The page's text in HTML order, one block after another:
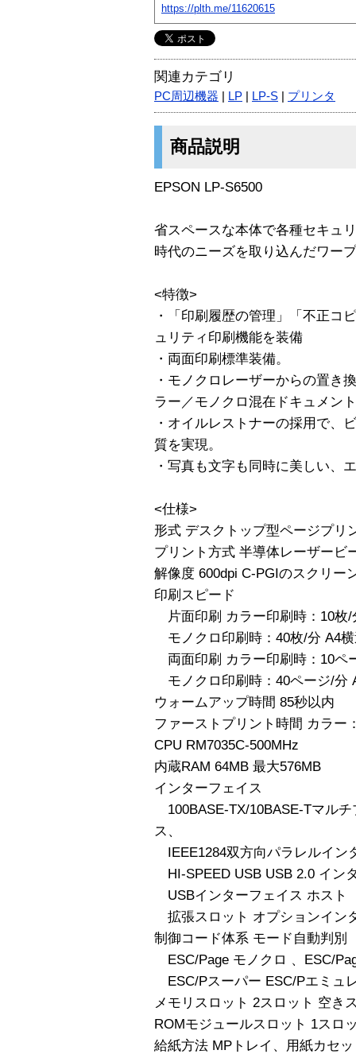
https://plth.me/11620615
関連カテゴリ
PC周辺機器 LP LP-S プリンタ
商品説明
EPSON LP-S6500
省スペースな本体で各種セキュ
時代のニーズを取り込んだワー
<特徴>
・「印刷履歴の管理」「不正コ
ュリティ印刷機能を装備
・両面印刷標準装備。
・モノクロレーザーからの置き
ラー／モノクロ混在ドキュメン
・オイルレストナーの採用で、
質を実現。
・写真も文字も同時に美しい、
<仕様>
形式 デスクトップ型ページプリ
プリント方式 半導体レーザービ
解像度 600dpi C-PGIのスクリー
印刷スピード
片面印刷 カラー印刷時：10枚/
モノクロ印刷時：40枚/分 A4
両面印刷 カラー印刷時：10ペ
モノクロ印刷時：40ページ/分
ウォームアップ時間 85秒以内
ファーストプリント時間 カラー
CPU RM7035C-500MHz
内蔵RAM 64MB 最大576MB
インターフェイス
100BASE-TX/10BASE-Tマル
ス、
IEEE1284双方向パラレルイン
HI-SPEED USB USB 2.0 イン
USBインターフェイス ホスト
拡張スロット オプションイン
制御コード体系 モード自動判別
ESC/Page モノクロ 、ESC/
ESC/Pスーパー ESC/Pエミュ
メモリスロット 2スロット 空き
ROMモジュールスロット 1スロ
給紙方法 MPトレイ、用紙カセ